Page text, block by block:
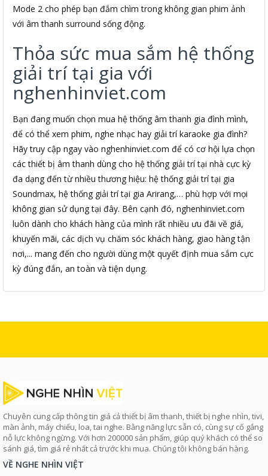
Mode 2 cho phép bạn đắm chìm trong không gian phim ảnh
với âm thanh surround sống động.
Thỏa sức mua sắm hệ thống
giải trí tại gia với
nghenhinviet.com
Bạn đang muốn chọn mua hệ thống âm thanh gia đình mình,
để có thể xem phim, nghe nhạc hay giải trí karaoke gia đình?
Hãy truy cập ngay vào nghenhinviet.com để có cơ hội lựa chọn
các thiết bị âm thanh dùng cho hệ thống giải trí tại nhà cực kỳ
đa dạng đến từ nhiều thương hiệu: hệ thống giải trí tại gia
Soundmax, hệ thống giải trí tại gia Arirang,… phù hợp với mọi
không gian sử dụng tại đây. Bên cạnh đó, nghenhinviet.com
luôn dành cho khách hàng của mình rất nhiều ưu đãi về giá,
khuyến mãi, các dịch vụ chăm sóc khách hàng, giao hàng tận
nơi,... mang đến cho người dùng một quyết định mua sắm cực
kỳ đúng đắn, an toàn và tiện dụng.
Chuyên cung cấp thông tin giá cả thiết bị âm thanh, thiết bị nghe nhìn, tivi,
màn ảnh, máy chiếu, loa, tai nghe. Bằng năng lực sẵn có, cùng sự cố gắng
nỗ lực không ngừng. Với hơn 200000 sản phẩm, giúp quý khách có thể so
sánh giá, tìm giá rẻ nhất cả trước khi mua. Chúng tôi không bán hàng.
VỀ NGHE NHÌN VIỆT